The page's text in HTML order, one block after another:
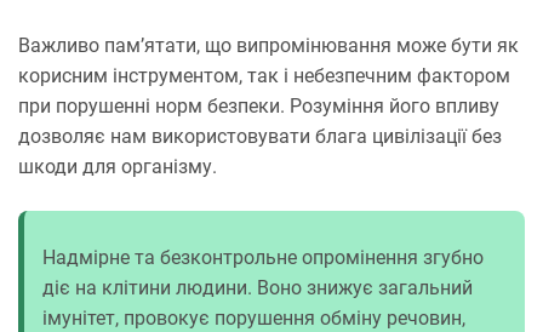
Важливо пам’ятати, що випромінювання може бути як
корисним інструментом, так і небезпечним фактором
при порушенні норм безпеки. Розуміння його впливу
дозволяє нам використовувати блага цивілізації без
шкоди для організму.
Надмірне та безконтрольне опромінення згубно
діє на клітини людини. Воно знижує загальний
імунітет, провокує порушення обміну речовин,